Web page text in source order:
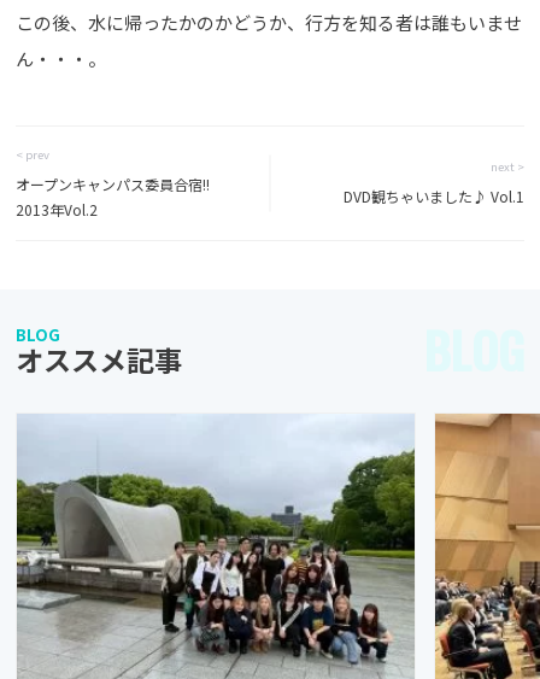
この後、水に帰ったかのかどうか、行方を知る者は誰もいませ
ん・・・。
< prev
オープンキャンパス委員合宿!!
2013年Vol.2
next >
DVD観ちゃいました♪ Vol.1
BLOG
オススメ記事